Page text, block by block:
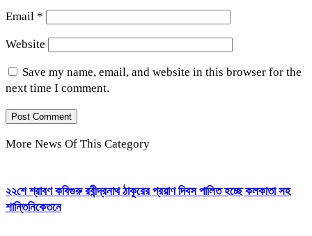
Email *
Website
Save my name, email, and website in this browser for the
next time I comment.
More News Of This Category
২২শে শ্রাবণ কবিগুরু রবীন্দ্রনাথ ঠাকুরের প্রয়াণ দিবস পালিত হচ্ছে কলকাতা সহ
শান্তিনিকেতনে